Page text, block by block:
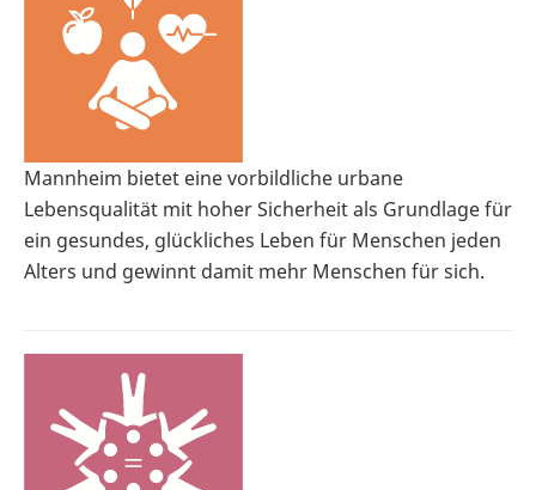
Mannheim bietet eine vorbildliche urbane
Lebensqualität mit hoher Sicherheit als Grundlage für
ein gesundes, glückliches Leben für Menschen jeden
Alters und gewinnt damit mehr Menschen für sich.